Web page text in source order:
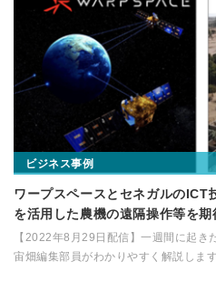
ビジネス事例
ワープスペースとセネガルのICT
を活用した農機の遠隔操作等を期
【2022年8月29日配信】一週間に起き
宙畑編集部員がわかりやすく解説します